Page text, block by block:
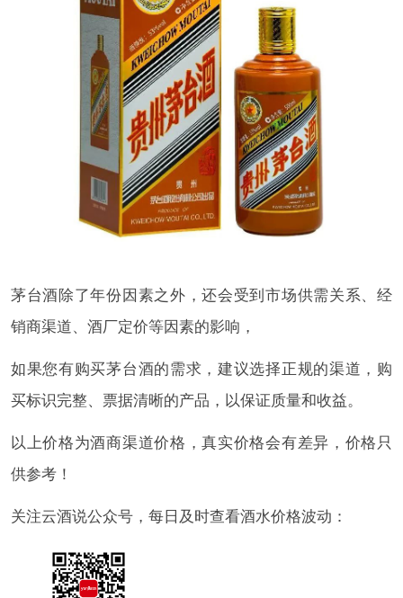
茅台酒除了年份因素之外，还会受到市场供需关系、经
销商渠道、酒厂定价等因素的影响，
如果您有购买茅台酒的需求，建议选择正规的渠道，购
买标识完整、票据清晰的产品，以保证质量和收益。
以上价格为酒商渠道价格，真实价格会有差异，价格只
供参考！
关注云酒说公众号，每日及时查看酒水价格波动：